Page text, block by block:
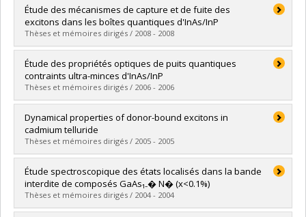
Diplômé(e) :Gosselin, Benoit
Cycle :Maîtrise
Diplôme obtenu :M. Sc.
Lien vers le document dans Papyrus
Étude des mécanismes de capture et de fuite des
excitons dans les boîtes quantiques d'InAs/InP
Thèses et mémoires dirigés / 2008 - 2008
Diplômé(e) :Gélinas, Guillaume
Cycle :Maîtrise
Diplôme obtenu :M. Sc.
Lien vers le document dans Papyrus
Étude des propriétés optiques de puits quantiques
contraints ultra-minces d'InAs/InP
Thèses et mémoires dirigés / 2006 - 2006
Diplômé(e) :Lanacer, Ali
Cycle :Doctorat
Diplôme obtenu :Ph. D.
Lien vers le document dans Papyrus
Dynamical properties of donor-bound excitons in
cadmium telluride
Thèses et mémoires dirigés / 2005 - 2005
Diplômé(e) :Li, Wei
Cycle :Maîtrise
Diplôme obtenu :M. Sc.
Lien vers le document dans Papyrus
Étude spectroscopique des états localisés dans la bande
interdite de composés GaAs₁₋� N� (x<0.1%)
Thèses et mémoires dirigés / 2004 - 2004